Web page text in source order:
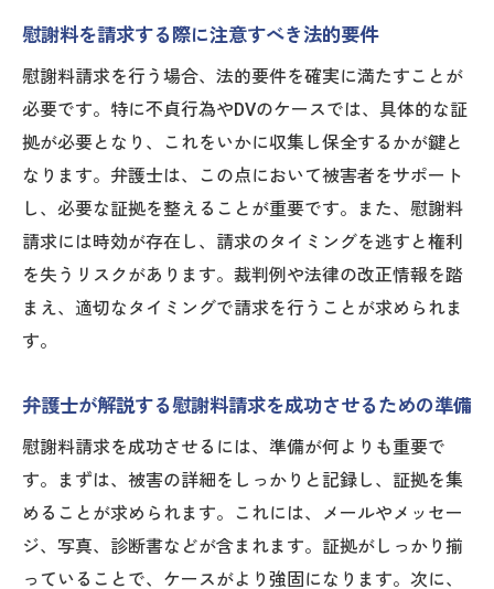
続き
慰謝料請求に役立つ証拠の具体例
証拠収集におけるプライバシー保護とその
法的側面
大阪府での不貞行為による慰謝料請求を弁護士
がサポート
不貞行為による慰謝料請求の基礎知識と大
阪府での実例
弁護士がサポートする不貞行為の証拠収集
効果
不貞行為の慰謝料請求成功事例
慰謝料を請求する際に注意すべき法的要件
慰謝料請求を行う場合、法的要件を確実に満たすことが
必要です。特に不貞行為やDVのケースでは、具体的な証
拠が必要となり、これをいかに収集し保全するかが鍵と
なります。弁護士は、この点において被害者をサポート
し、必要な証拠を整えることが重要です。また、慰謝料
請求には時効が存在し、請求のタイミングを逃すと権利
を失うリスクがあります。裁判例や法律の改正情報を踏
まえ、適切なタイミングで請求を行うことが求められま
す。
弁護士が解説する慰謝料請求を成功させるための準備
慰謝料請求を成功させるには、準備が何よりも重要で
す。まずは、被害の詳細をしっかりと記録し、証拠を集
めることが求められます。これには、メールやメッセー
ジ、写真、診断書などが含まれます。証拠がしっかり揃
っていることで、ケースがより強固になります。次に、